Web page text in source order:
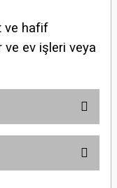
ve hafif
ve ev işleri veya